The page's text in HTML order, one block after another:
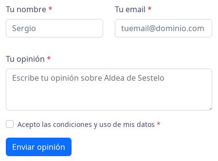
Tu nombre* Tu email *
Tu opinión *
Acepto las condiciones y uso de mis datos *
Enviar opinión